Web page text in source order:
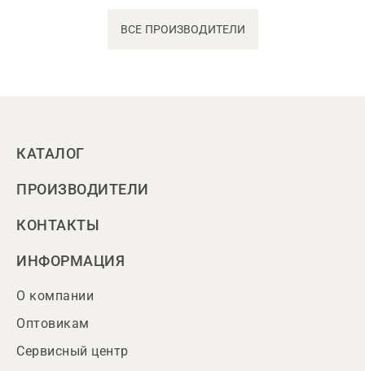
ВСЕ ПРОИЗВОДИТЕЛИ
КАТАЛОГ
ПРОИЗВОДИТЕЛИ
КОНТАКТЫ
ИНФОРМАЦИЯ
О компании
Оптовикам
Сервисный центр